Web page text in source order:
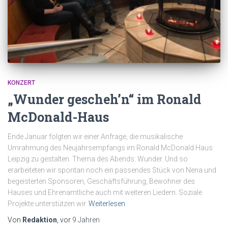
KONZERT
„Wunder gescheh’n“ im Ronald
McDonald-Haus
Ende Januar folgten wir einer Anfrage, die musikalische
Umrahmung des Neujahrsempfangs im Ronald McDonald Haus
Leipzig zu gestalten. Thema des Abends: Wunder. Und so
erarbeiteten wir spontan noch ein passendes Stück von Nena und
begeisterten Sponsoren, Geschäftsführung, Bewohner des
Hauses und Ehrenamtliche auch mit weiteren Liedern. Soziale
Projekte unterstützen wir Weiterlesen
Von Redaktion , vor 9 Jahren